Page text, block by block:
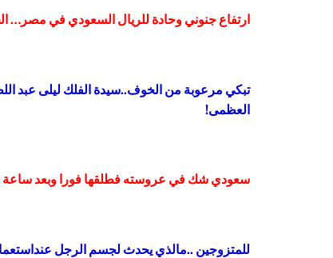
ارتفاع جنوني وحادة للريال السعودي في مصر…
تبكي مرعوبة من الخوف..سيدة الفلك ليلى عبد
العظمى!
سعودي شك في عروسته فطلقها فورا وبعد
للمتزوجين ..مالذي يحدث لجسم الرجل عنداستعمال زيت الزيتون لمدة 5